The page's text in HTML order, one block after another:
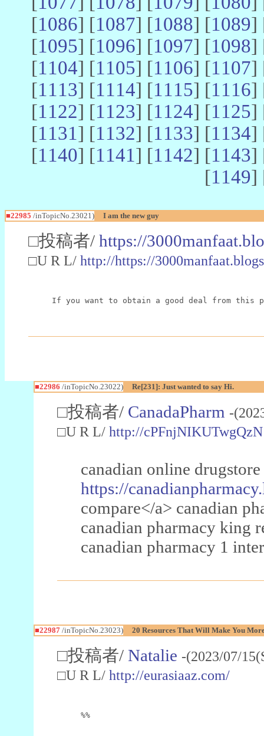
[1086] [1087] [1088] [1089]
[1095] [1096] [1097] [1098]
[1104] [1105] [1106] [1107]
[1113] [1114] [1115] [1116]
[1122] [1123] [1124] [1125]
[1131] [1132] [1133] [1134]
[1140] [1141] [1142] [1143]
[1149]
■22985 /inTopicNo.23021) I am the new guy
□投稿者/ https://
□U R L/ http://https://
If you want to obtain a good deal from this
■22986 /inTopicNo.23022) Re[231]: Just wanted to say Hi.
□投稿者/ CanadaPharm -
□U R L/ http://cPFnjNIKUTwgQzN
canadian online
https://
compare</a> canadian
canadian pharmacy king
canadian pharmacy 1
■22987/inTopicNo.23023) 20 Resources That Will Make You
□投稿者/ Natalie -(2023/07/
□U R L/ http://eurasiaaz.com/
%%